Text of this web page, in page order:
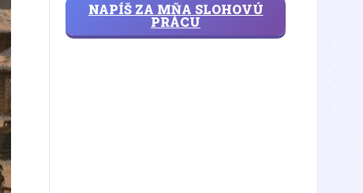
NAPÍŠ ZA MŇA SLOHOVÚ
PRÁCU